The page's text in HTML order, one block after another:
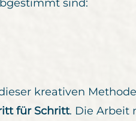
sind:
kreativen
für Schritt. Die Arbeit